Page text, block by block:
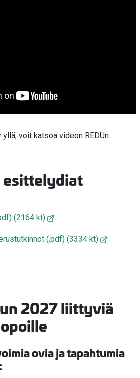
voit katsoa videon REDUn
(2164 kt)
(.pdf) (3334 kt)
2027 liittyviä
ovia ja tapahtumia